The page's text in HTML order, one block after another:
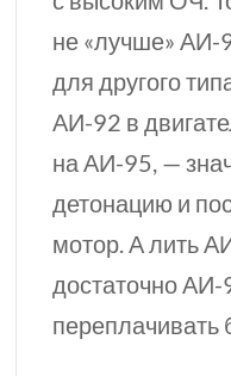
не «лучше»АИ-
для другого
АИ-92 в
наАИ-95, —
детонацию и
мотор. А лить
достаточноАИ-
переплачивать